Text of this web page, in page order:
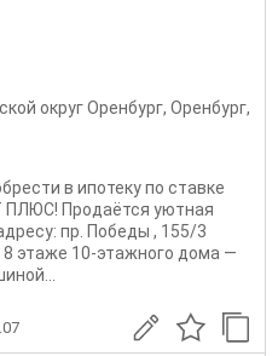
округ Оренбург, Оренбург,
в ипотеку по ставке
ПЛЮС! Продаётся уютная
пр. Победы , 155/3
этаже 10-этажного дома —